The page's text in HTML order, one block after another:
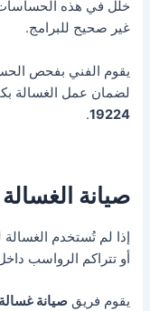
خلل في هذه
غير صحيح للبرامج.
يقوم الفني بفحص
لضمان عمل الغسالة
19224
.
صيانة
إذا لم تُستخدم
أو تتراكم الرواسب
يقوم فريقصيانة